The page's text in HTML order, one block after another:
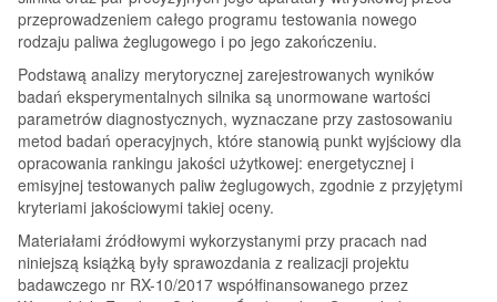
przeprowadzeniem całego programu testowania nowego
rodzaju paliwa żeglugowego i po jego zakończeniu.
Podstawą analizy merytorycznej zarejestrowanych wyników
badań eksperymentalnych silnika są unormowane wartości
parametrów diagnostycznych, wyznaczane przy zastosowaniu
metod badań operacyjnych, które stanowią punkt wyjściowy dla
opracowania rankingu jakości użytkowej: energetycznej i
emisyjnej testowanych paliw żeglugowych, zgodnie z przyjętymi
kryteriami jakościowymi takiej oceny.
Materiałami źródłowymi wykorzystanymi przy pracach nad
niniejszą książką były sprawozdania z realizacji projektu
badawczego nr RX-10/2017 współfinansowanego przez